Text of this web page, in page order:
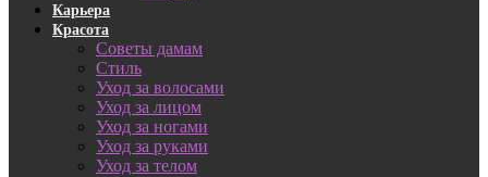
Карьера
Красота
Советы дамам
Стиль
Уход за волосами
Уход за лицом
Уход за ногами
Уход за руками
Уход за телом